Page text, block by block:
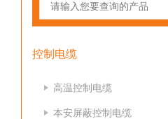
控制电缆
高温控制电缆
本安屏蔽控制电缆